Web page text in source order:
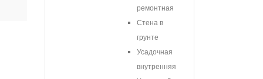
ремонтная
Стена в
грунте
Усадочная
внутренняя